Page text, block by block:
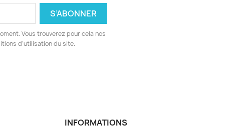
Vous trouverez pour cela nos
d'utilisation du site.
INFORMATIONS